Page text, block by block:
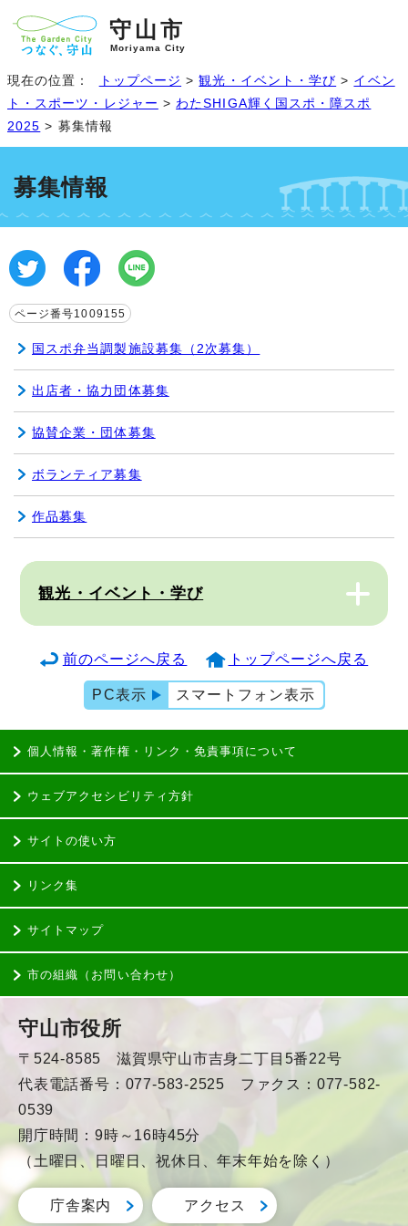
守山市
Moriyama City
現在の位置： トップページ >観光・イベント・学び > イベン
ト・スポーツ・レジャー >わたSHIGA輝く国スポ・障スポ
2025 > 募集情報
募集情報
ページ番号1009155
国スポ弁当調製施設募集（2次募集）
出店者・協力団体募集
協賛企業・団体募集
ボランティア募集
作品募集
観光・イベント・学び
前のページへ戻る トップページへ戻る
PC表示 スマートフォン表示
個人情報・著作権・リンク・免責事項について
ウェブアクセシビリティ方針
サイトの使い方
リンク集
サイトマップ
市の組織（お問い合わせ）
守山市役所
〒524-8585 滋賀県守山市吉身二丁目5番22号
代表電話番号：077-583-2525 ファクス：077-582-
0539
開庁時間：9時～16時45分
（土曜日、日曜日、祝休日、年末年始を除く）
庁舎案内 アクセス